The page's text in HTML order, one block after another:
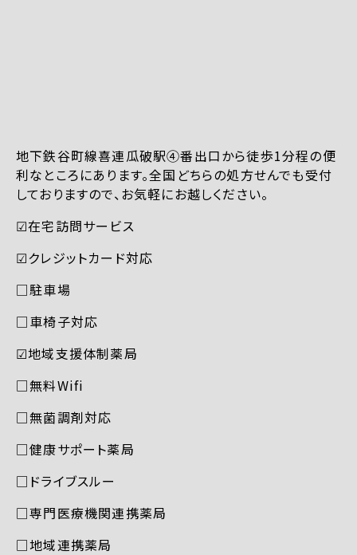
地下鉄谷町線喜連瓜破駅④番出口から徒歩1分程の便
利なところにあります。全国どちらの処方せんでも受付
しておりますので、お気軽にお越しください。
☑︎在宅訪問サービス
☑︎クレジットカード対応
□駐車場
□車椅子対応
☑︎地域支援体制薬局
□無料Wifi
□無菌調剤対応
□健康サポート薬局
□ドライブスルー
□専門医療機関連携薬局
□地域連携薬局